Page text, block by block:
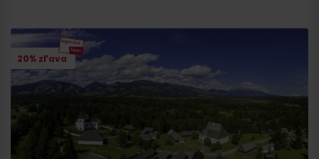
20% zľava
Príchod